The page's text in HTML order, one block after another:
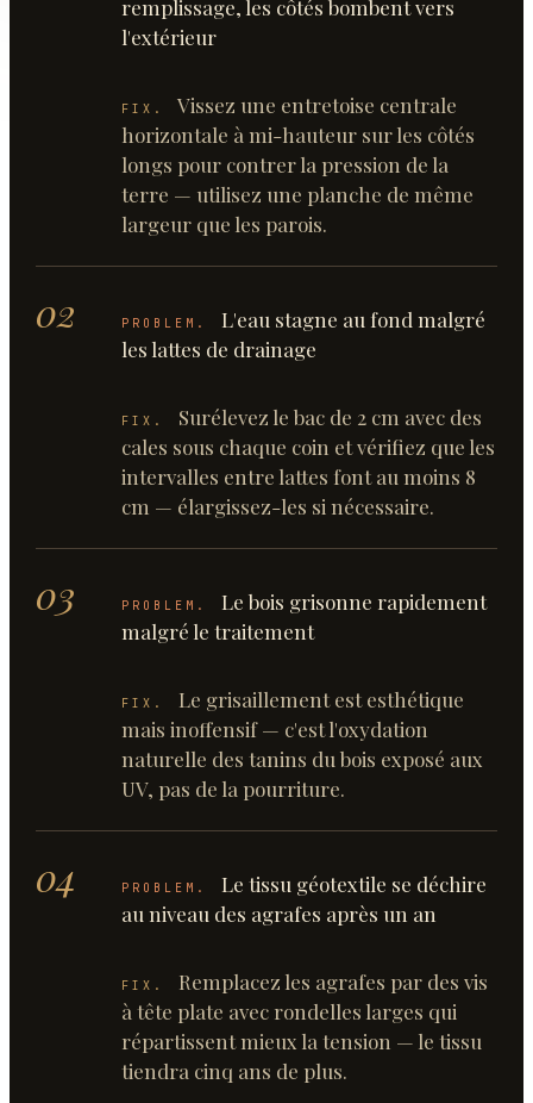
remplissage, les côtés bombent vers
l'extérieur
FIX.
Vissez une entretoise centrale
horizontale à mi-hauteur sur les côtés
longs pour contrer la pression de la
terre — utilisez une planche de même
largeur que les parois.
02 PROBLEM.
L'eau stagne au fond malgré
les lattes de drainage
FIX.
Surélevez le bac de 2 cm avec des
cales sous chaque coin et vérifiez que les
intervalles entre lattes font au moins 8
cm — élargissez-les si nécessaire.
03 PROBLEM.
Le bois grisonne rapidement
malgré le traitement
FIX.
Le grisaillement est esthétique
mais inoffensif — c'est l'oxydation
naturelle des tanins du bois exposé aux
UV, pas de la pourriture.
04 PROBLEM.
Le tissu géotextile se déchire
au niveau des agrafes après un an
FIX.
Remplacez les agrafes par des vis
à tête plate avec rondelles larges qui
répartissent mieux la tension — le tissu
tiendra cinq ans de plus.